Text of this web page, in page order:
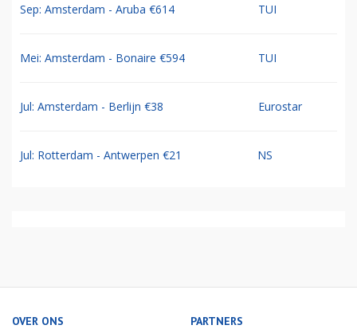
Sep: Amsterdam - Aruba €614 TUI
Mei: Amsterdam - Bonaire €594 TUI
Jul: Amsterdam - Berlijn €38 Eurostar
Jul: Rotterdam - Antwerpen €21 NS
OVER ONS PARTNERS